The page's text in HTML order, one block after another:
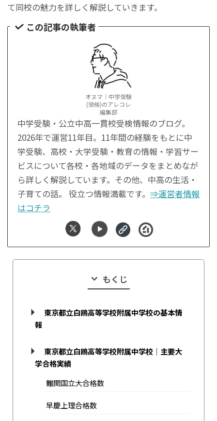
て同校の魅力を詳しく解説していきます。
この記事の執筆者
オヌマ｜中学受験
(受検)のアレコレ
編集部
中学受験・公立中高一貫校受検情報のブログ。
2026年で運営11年目。11年間の経験をもとに中
学受験、高校・大学受験・教育の情報・学習サー
ビスについて各校・各地域のデータをまとめなが
ら詳しく解説しています。その他、中高の生活・
子育ての話。 役立つ情報満載です。 ⇒運営者情報
はコチラ
もくじ
東京都立白鴎高等学校附属中学校の基本情
報
東京都立白鴎高等学校附属中学校｜主要大
学合格実績
難関国立大合格数
早慶上理合格数